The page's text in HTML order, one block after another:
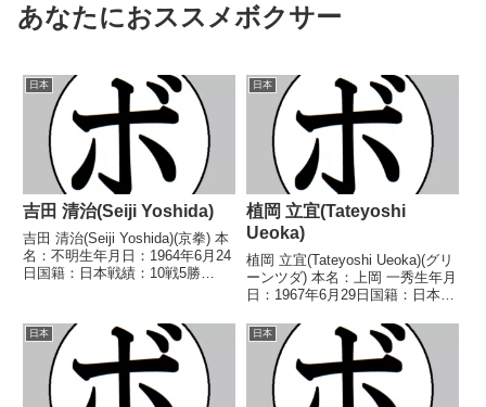
あなたにおススメボクサー
日本
吉田 清治(Seiji Yoshida)
吉田 清治(Seiji Yoshida)(京拳) 本
名：不明生年月日：1964年6月24
日国籍：日本戦績：10戦5勝
王 【戦歴】1986/08/23
○2RKO 徳田 晴久(...
日本
植岡 立宜(Tateyoshi
Ueoka)
植岡 立宜(Tateyoshi Ueoka)(グリ
ーンツダ) 本名：上岡 一秀生年月
日：1967年6月29日国籍：日本戦
タイトル】なし 【戦歴】
1986/07/27 ○4R判定 (採点不
明) 尾崎 拳...
日本 日本